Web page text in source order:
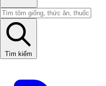
Tìm kiếm